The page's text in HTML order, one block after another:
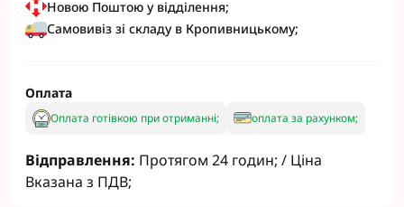
Новою Поштою у відділення;
Самовивіз зі складу в Кропивницькому;
Оплата
Оплата готівкою при отриманні; оплата за рахунком;
Відправлення: Протягом 24 годин; / Ціна
Вказана з ПДВ;